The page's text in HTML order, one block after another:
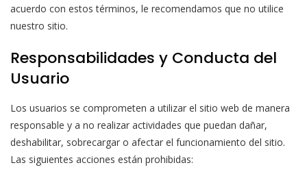
acuerdo con estos términos, le recomendamos que no utilice
nuestro sitio.
Responsabilidades y Conducta del
Usuario
Los usuarios se comprometen a utilizar el sitio web de manera
responsable y a no realizar actividades que puedan dañar,
deshabilitar, sobrecargar o afectar el funcionamiento del sitio.
Las siguientes acciones están prohibidas: